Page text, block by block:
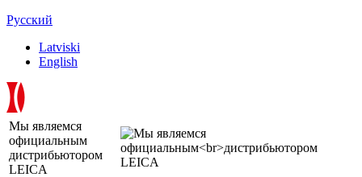
Русский
Latviski
English
Мы являемся
официальным
дистрибьютором
LEICA